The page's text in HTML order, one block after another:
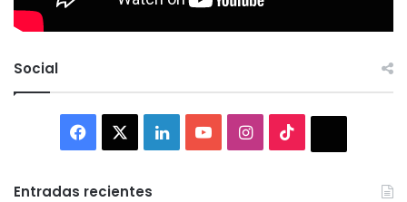
Social
Facebook LinkedInYouTubeInstagram
Entradas recientes